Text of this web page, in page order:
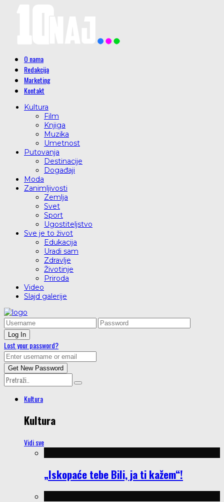
O nama
Redakcija
Marketing
Kontakt
Kultura
Film
Knjiga
Muzika
Umetnost
Putovanja
Destinacije
Događaji
Moda
Zanimljivosti
Zemlja
Svet
Sport
Ugostiteljstvo
Sve je to život
Edukacija
Uradi sam
Zdravlje
Životinje
Priroda
Video
Slajd galerije
Lost your password?
Kultura
Kultura
Vidi sve
„Iskopaće tebe Bili, ja ti kažem“!